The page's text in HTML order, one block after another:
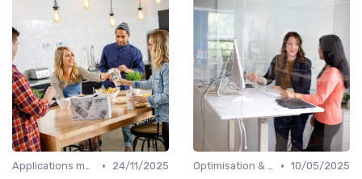
Applications métiers •
24/11/2025
Optimisation & Coûts • 10/05/2025